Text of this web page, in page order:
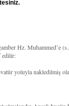
Hz. Muhammed’e
edilir:
yoluyla nakledilmiş